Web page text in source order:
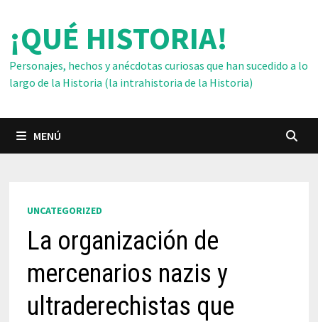
contenido
¡QUÉ HISTORIA!
Personajes, hechos y anécdotas curiosas que han sucedido a lo
largo de la Historia (la intrahistoria de la Historia)
MENÚ
UNCATEGORIZED
La organización de
mercenarios nazis y
ultraderechistas que